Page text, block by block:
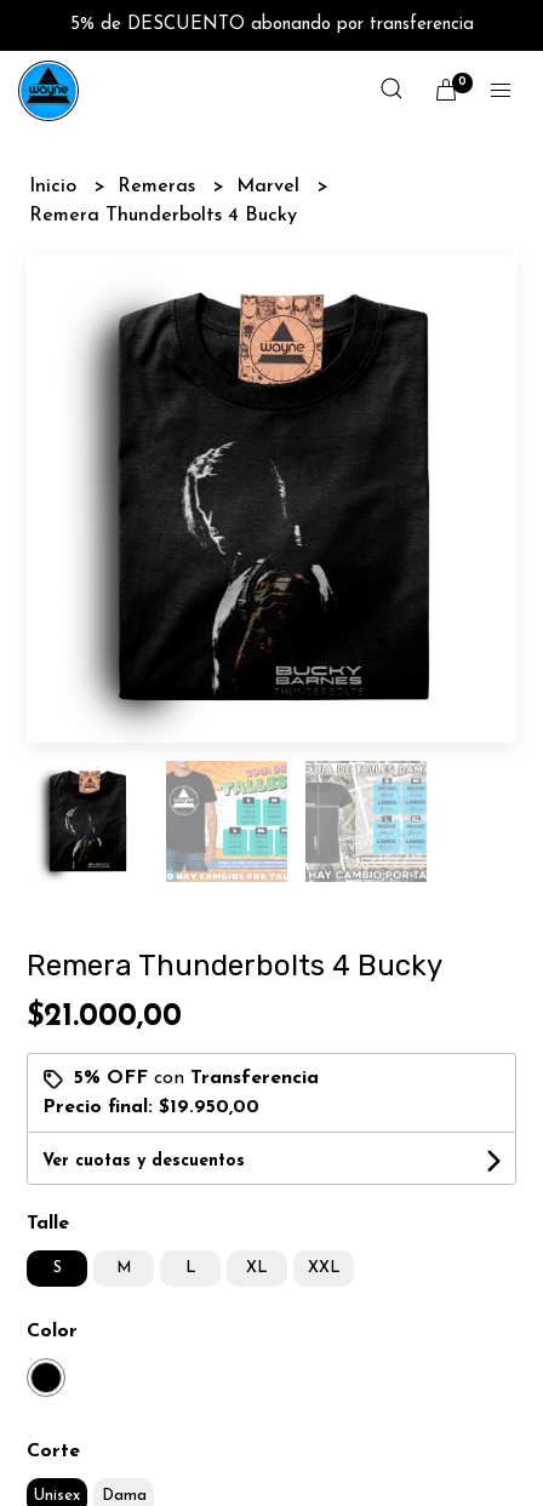
5% de DESCUENTO abonando por transferencia
0
Inicio Remeras
Marvel
Remera Thunderbolts 4 Bucky
Remera Thunderbolts 4 Bucky
$21.000,00
5% OFF con Transferencia
Precio final:$19.950,00
Ver cuotas y descuentos
Talle
S M L XL XXL
Color
Corte
Unisex Dama